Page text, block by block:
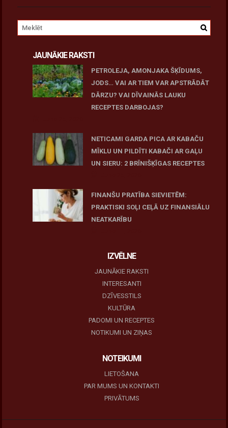
JAUNĀKIE RAKSTI
PETROLEJA, AMONJAKA ŠĶĪDUMS,
JODS… VAI AR TIEM VAR APSTRĀDĀT
DĀRZU? VAI DĪVAINĀS LAUKU
RECEPTES DARBOJAS?
NETICAMI GARDA PICA AR KABAČU
MĪKLU UN PILDĪTI KABAČI AR GAĻU
UN SIERU: 2 BRĪNIŠĶĪGAS RECEPTES
FINANŠU PRATĪBA SIEVIETĒM:
PRAKTISKI SOĻI CEĻĀ UZ FINANSIĀLU
NEATKARĪBU
IZVĒLNE
JAUNĀKIE RAKSTI
INTERESANTI
DZĪVESSTILS
KULTŪRA
PADOMI UN RECEPTES
NOTIKUMI UN ZIŅAS
NOTEIKUMI
LIETOŠANA
PAR MUMS UN KONTAKTI
PRIVĀTUMS